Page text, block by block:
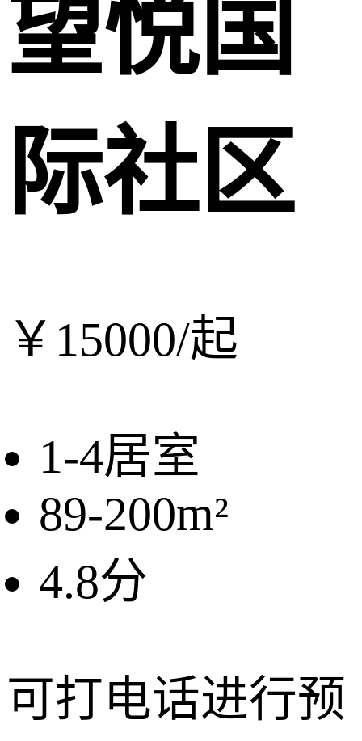
望悦国
际社区
￥ 15000/起
1-4居室
89-200m²
4.8分
可打电话进行预